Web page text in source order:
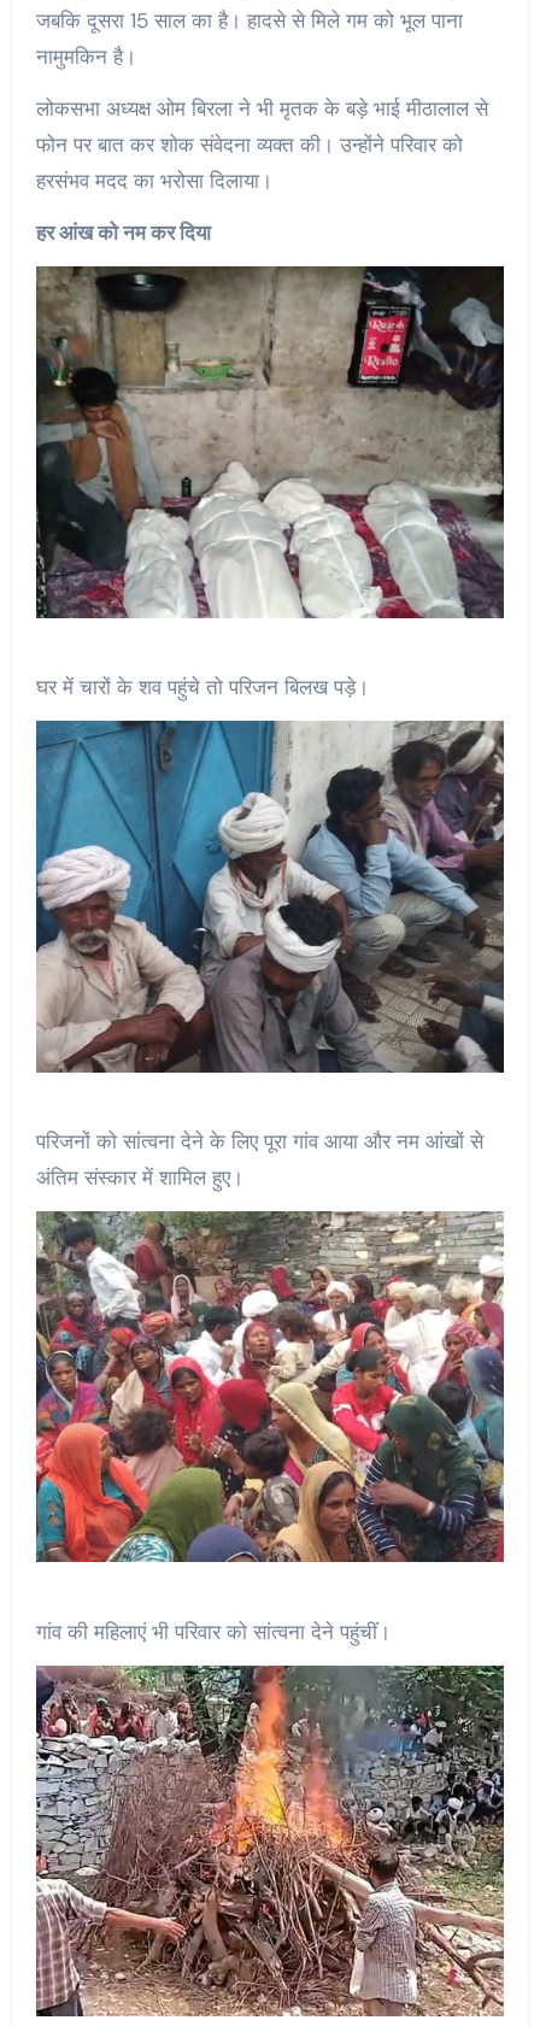
जबकि दूसरा 15 साल का है। हादसे से मिले गम को भूल पाना
नामुमकिन है।
लोकसभा अध्यक्ष ओम बिरला ने भी मृतक के बड़े भाई मीठालाल से
फोन पर बात कर शोक संवेदना व्यक्त की। उन्होंने परिवार को
हरसंभव मदद का भरोसा दिलाया।
हर आंख को नम कर दिया
घर में चारों के शव पहुंचे तो परिजन बिलख पड़े।
परिजनों को सांत्वना देने के लिए पूरा गांव आया और नम आंखों से
अंतिम संस्कार में शामिल हुए।
गांव की महिलाएं भी परिवार को सांत्वना देने पहुंचीं।